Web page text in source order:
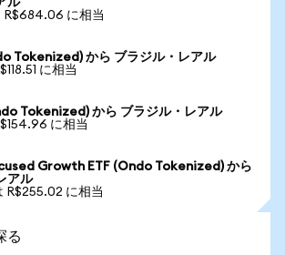
ル
R$684.06 に相当
Tokenized) から ブラジル・レアル
に相当
Tokenized) から ブラジル・レアル
に相当
Growth ETF (Ondo Tokenized) から
アル
R$255.02 に相当
る